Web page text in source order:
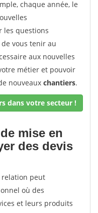
chaque année, le
les questions
vous tenir au
aux nouvelles
métier et pouvoir
nouveaux chantiers.
dans votre secteur !
mise en
des devis
relation peut
où des
et leurs produits